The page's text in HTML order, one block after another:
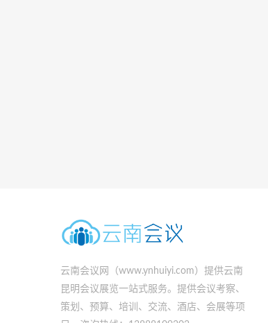
云南会议网（www.ynhuiyi.com）提供云南
昆明会议展览一站式服务。提供会议考察、
策划、预算、培训、交流、酒店、会展等项